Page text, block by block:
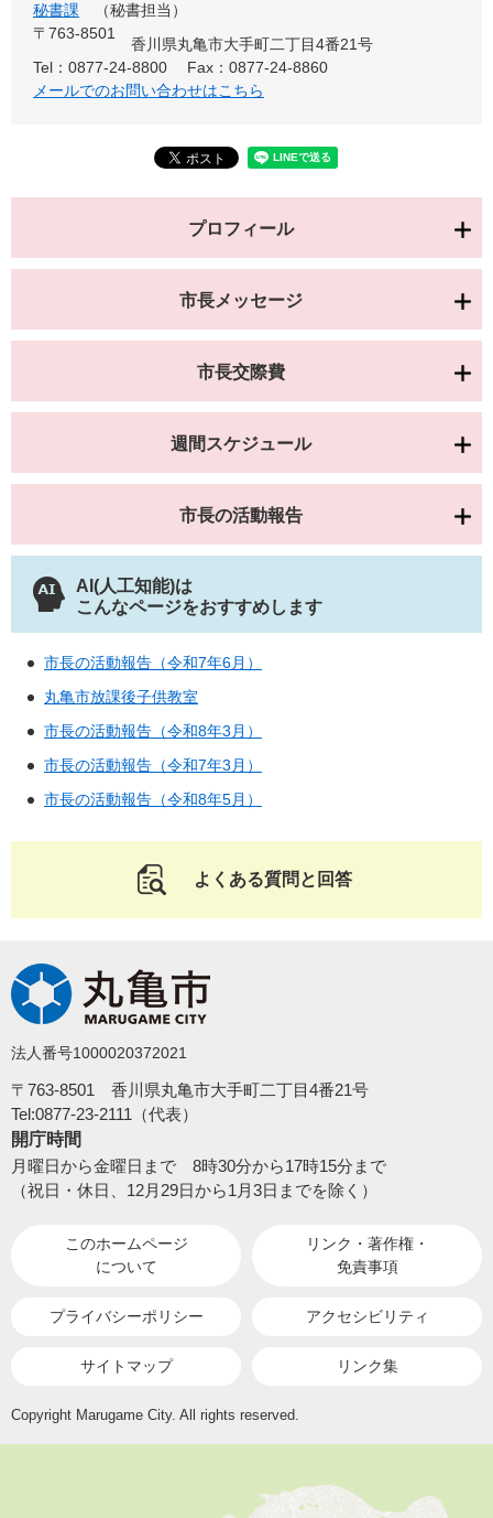
秘書課
秘書担当
〒763-8501
香川県丸亀市大手町二丁目4番21号
Tel：0877-24-8800
Fax：0877-24-8860
メールでのお問い合わせはこちら
プロフィール
市長メッセージ
市長交際費
週間スケジュール
市長の活動報告
AI(人工知能)は
こんなページをおすすめします
市長の活動報告（令和7年6月）
丸亀市放課後子供教室
市長の活動報告（令和8年3月）
市長の活動報告（令和7年3月）
市長の活動報告（令和8年5月）
よくある質問と回答
法人番号1000020372021
〒763-8501 香川県丸亀市大手町二丁目4番21号
Tel:0877-23-2111（代表）
開庁時間
月曜日から金曜日まで 8時30分から17時15分まで
（祝日・休日、12月29日から1月3日までを除く）
このホームページ
について
リンク・著作権・
免責事項
プライバシーポリシー アクセシビリティ
サイトマップ リンク集
Copyright Marugame City. All rights reserved.